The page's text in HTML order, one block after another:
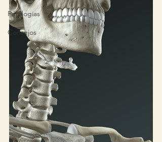
Patologías
Consejos